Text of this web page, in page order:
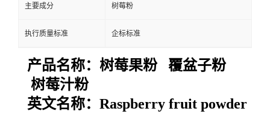
主要成分 树莓粉
执行质量标准 企标标准
产品名称： 树莓果粉 覆盆子粉
树莓汁粉
英文名称： Raspberry fruit powder